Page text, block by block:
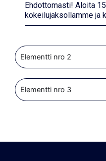
Ehdottomasti! Aloita
kokeilujaksollamme ja
Elementti nro 2
Elementti nro 3